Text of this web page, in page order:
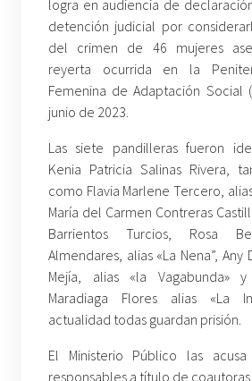
logra en audiencia de
detención judicial por
del crimen de 46 mujeres
reyerta ocurrida en la
Femenina de Adaptación Social
junio de 2023.
Las siete pandilleras fueron
Kenia Patricia Salinas Rivera,
como Flavia Marlene Tercero,
María del Carmen Contreras
Barrientos Turcios, Rosa
Almendares, alias «La Nena”, Any
Mejía, alias «la Vagabunda»
Maradiaga Flores alias «La
actualidad todas guardan prisión.
El Ministerio Público las
responsables a título de